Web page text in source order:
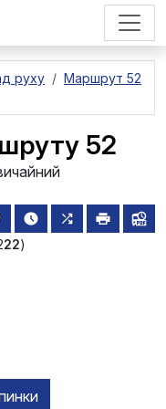
руху
Маршрут 52
52
22)
розташування зупинки на
найближчі
всі